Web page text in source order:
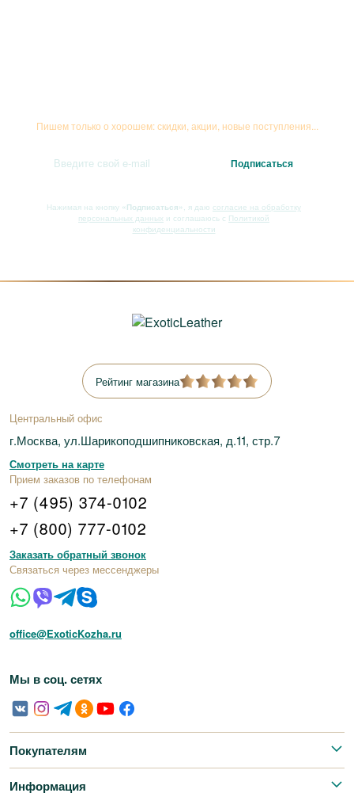
Пишем только о хорошем: скидки, акции, новые поступления...
Нажимая на кнопку «Подписаться» , я даю согласие на обработку
персональных данных и соглашаюсь с Политикой
конфиденциальности
Рейтинг магазина
Центральный офис
г.Москва, ул.Шарикоподшипниковская, д.11, стр.7
Смотреть на карте
Прием заказов по телефонам
+7 (495) 374-0102
+7 (800) 777-0102
Заказать обратный звонок
Связаться через мессенджеры
office@ExoticKozha.ru
Мы в соц. сетях
Покупателям
Информация